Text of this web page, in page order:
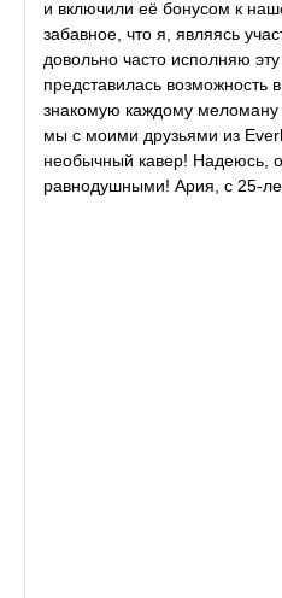
и включили её бонусом к
забавное, что я, являясь
довольно часто исполняю
представилась возможность
знакомую каждому меломану
мы с моими друзьями из
необычный кавер! Надеюсь,
равнодушными! Ария, с 25-